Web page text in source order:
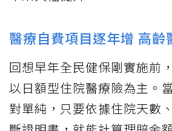
醫療自費項目逐年增 高齡
回想早年全民健保剛實施前
以日額型住院醫療險為主。
對單純，只要依據住院天數